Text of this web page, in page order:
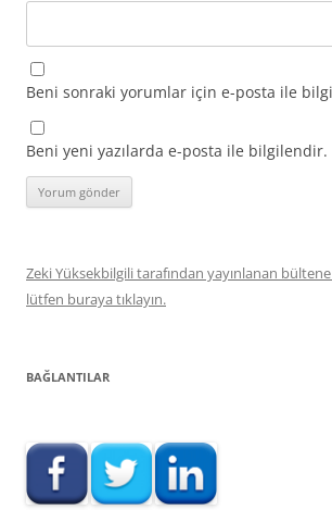
Beni sonraki yorumlar için e-posta ile
Beni yeni yazılarda e-posta ile bilgilendir.
Zeki Yüksekbilgili tarafından yayınlanan
lütfen buraya tıklayın.
BAĞLANTILAR